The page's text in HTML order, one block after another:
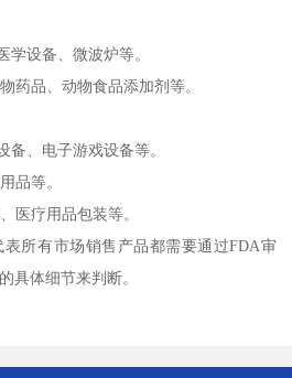
学设备、微波炉等。
药品、动物食品添加剂等。
备、电子游戏设备等。
品等。
医疗用品包装等。
所有市场销售产品都需要通过FDA审
具体细节来判断。